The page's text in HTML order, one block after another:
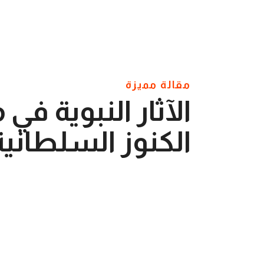
مقالة مميزة
الآثار النبوية
الكنوز